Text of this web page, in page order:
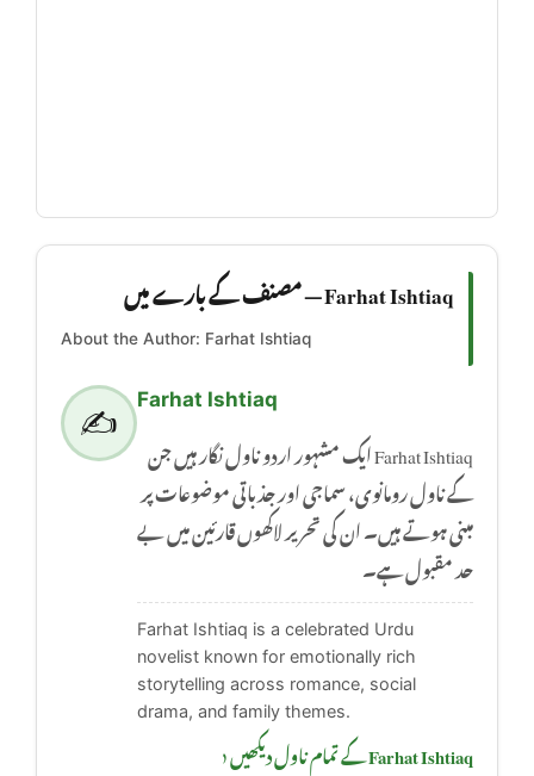
Farhat Ishtiaq — مصنف کے بارے میں
About the Author: Farhat Ishtiaq
✍️
Farhat Ishtiaq
Farhat Ishtiaq ایک مشہور اردو ناول نگار ہیں جن
کے ناول رومانوی، سماجی اور جذباتی موضوعات پر
مبنی ہوتے ہیں۔ ان کی تحریر لاکھوں قارئین میں بے
حد مقبول ہے۔
Farhat Ishtiaq is a celebrated Urdu
novelist known for emotionally rich
storytelling across romance, social
drama, and family themes.
Farhat Ishtiaq کے تمام ناول دیکھیں ‹